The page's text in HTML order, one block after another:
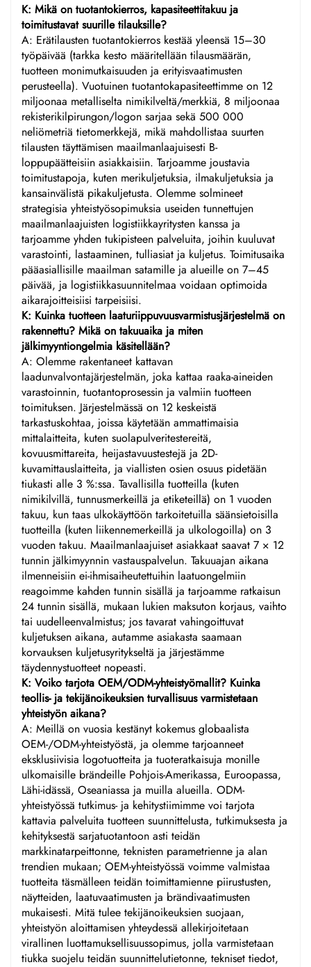
K: Mikä on tuotantokierros, kapasiteettitakuu ja
toimitustavat suurille tilauksille?
A: Erätilausten tuotantokierros kestää yleensä 15–30
työpäivää (tarkka kesto määritellään tilausmäärän,
tuotteen monimutkaisuuden ja erityisvaatimusten
perusteella). Vuotuinen tuotantokapasiteettimme on 12
miljoonaa metalliselta nimikilveltä/merkkiä, 8 miljoonaa
rekisterikilpirungon/logon sarjaa sekä 500 000
neliömetriä tietomerkkejä, mikä mahdollistaa suurten
tilausten täyttämisen maailmanlaajuisesti B-
loppupäätteisiin asiakkaisiin. Tarjoamme joustavia
toimitustapoja, kuten merikuljetuksia, ilmakuljetuksia ja
kansainvälistä pikakuljetusta. Olemme solmineet
strategisia yhteistyösopimuksia useiden tunnettujen
maailmanlaajuisten logistiikkayritysten kanssa ja
tarjoamme yhden tukipisteen palveluita, joihin kuuluvat
varastointi, lastaaminen, tulliasiat ja kuljetus. Toimitusaika
pääasiallisille maailman satamille ja alueille on 7–45
päivää, ja logistiikkasuunnitelmaa voidaan optimoida
aikarajoitteisiisi tarpeisiisi.
K: Kuinka tuotteen laaturiippuvuusvarmistusjärjestelmä on
rakennettu? Mikä on takuuaika ja miten
jälkimyyntiongelmia käsitellään?
A: Olemme rakentaneet kattavan
laadunvalvontajärjestelmän, joka kattaa raaka-aineiden
varastoinnin, tuotantoprosessin ja valmiin tuotteen
toimituksen. Järjestelmässä on 12 keskeistä
tarkastuskohtaa, joissa käytetään ammattimaisia
mittalaitteita, kuten suolapulveritestereitä,
kovuusmittareita, heijastavuustestejä ja 2D-
kuvamittauslaitteita, ja viallisten osien osuus pidetään
tiukasti alle 3 %:ssa. Tavallisilla tuotteilla (kuten
nimikilvillä, tunnusmerkeillä ja etiketeillä) on 1 vuoden
takuu, kun taas ulkokäyttöön tarkoitetuilla säänsietoisilla
tuotteilla (kuten liikennemerkeillä ja ulkologoilla) on 3
vuoden takuu. Maailmanlaajuiset asiakkaat saavat 7 × 12
tunnin jälkimyynnin vastauspalvelun. Takuuajan aikana
ilmenneisiin ei-ihmisaiheutettuihin laatuongelmiin
reagoimme kahden tunnin sisällä ja tarjoamme ratkaisun
24 tunnin sisällä, mukaan lukien maksuton korjaus, vaihto
tai uudelleenvalmistus; jos tavarat vahingoittuvat
kuljetuksen aikana, autamme asiakasta saamaan
korvauksen kuljetusyritykseltä ja järjestämme
täydennystuotteet nopeasti.
K: Voiko tarjota OEM/ODM-yhteistyömallit? Kuinka
teollis- ja tekijänoikeuksien turvallisuus varmistetaan
yhteistyön aikana?
A: Meillä on vuosia kestänyt kokemus globaalista
OEM-/ODM-yhteistyöstä, ja olemme tarjoanneet
eksklusiivisia logotuotteita ja tuoteratkaisuja monille
ulkomaisille brändeille Pohjois-Amerikassa, Euroopassa,
Lähi-idässä, Oseaniassa ja muilla alueilla. ODM-
yhteistyössä tutkimus- ja kehitystiimimme voi tarjota
kattavia palveluita tuotteen suunnittelusta, tutkimuksesta ja
kehityksestä sarjatuotantoon asti teidän
markkinatarpeittonne, teknisten parametrienne ja alan
trendien mukaan; OEM-yhteistyössä voimme valmistaa
tuotteita täsmälleen teidän toimittamienne piirustusten,
näytteiden, laatuvaatimusten ja brändivaatimusten
mukaisesti. Mitä tulee tekijänoikeuksien suojaan,
yhteistyön aloittamisen yhteydessä allekirjoitetaan
virallinen luottamuksellisuussopimus, jolla varmistetaan
tiukka suojelu teidän suunnittelutietonne, tekniset tiedot,